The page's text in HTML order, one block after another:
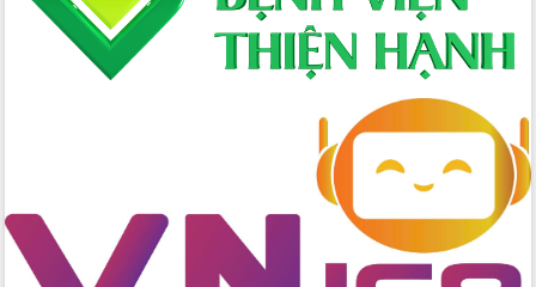
Triển khai đồng bộ đo đạc, lập hồ sơ
địa chính, hoàn thiện cơ sở dữ liệu đất
Đắk Lắk đẩy mạnh nuôi biển công
nghệ, hướng tới phát triển thủy sản
bền vững